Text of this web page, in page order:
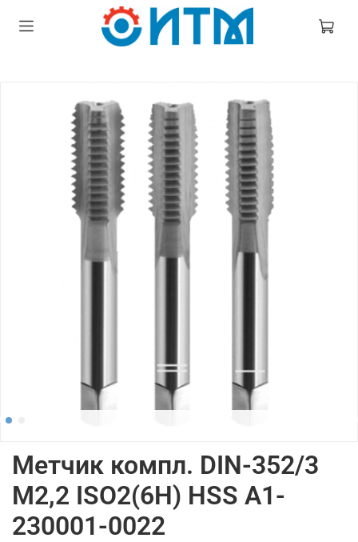
Метчик компл. DIN-352/3
M2,2 ISO2(6H) HSS A1-
230001-0022